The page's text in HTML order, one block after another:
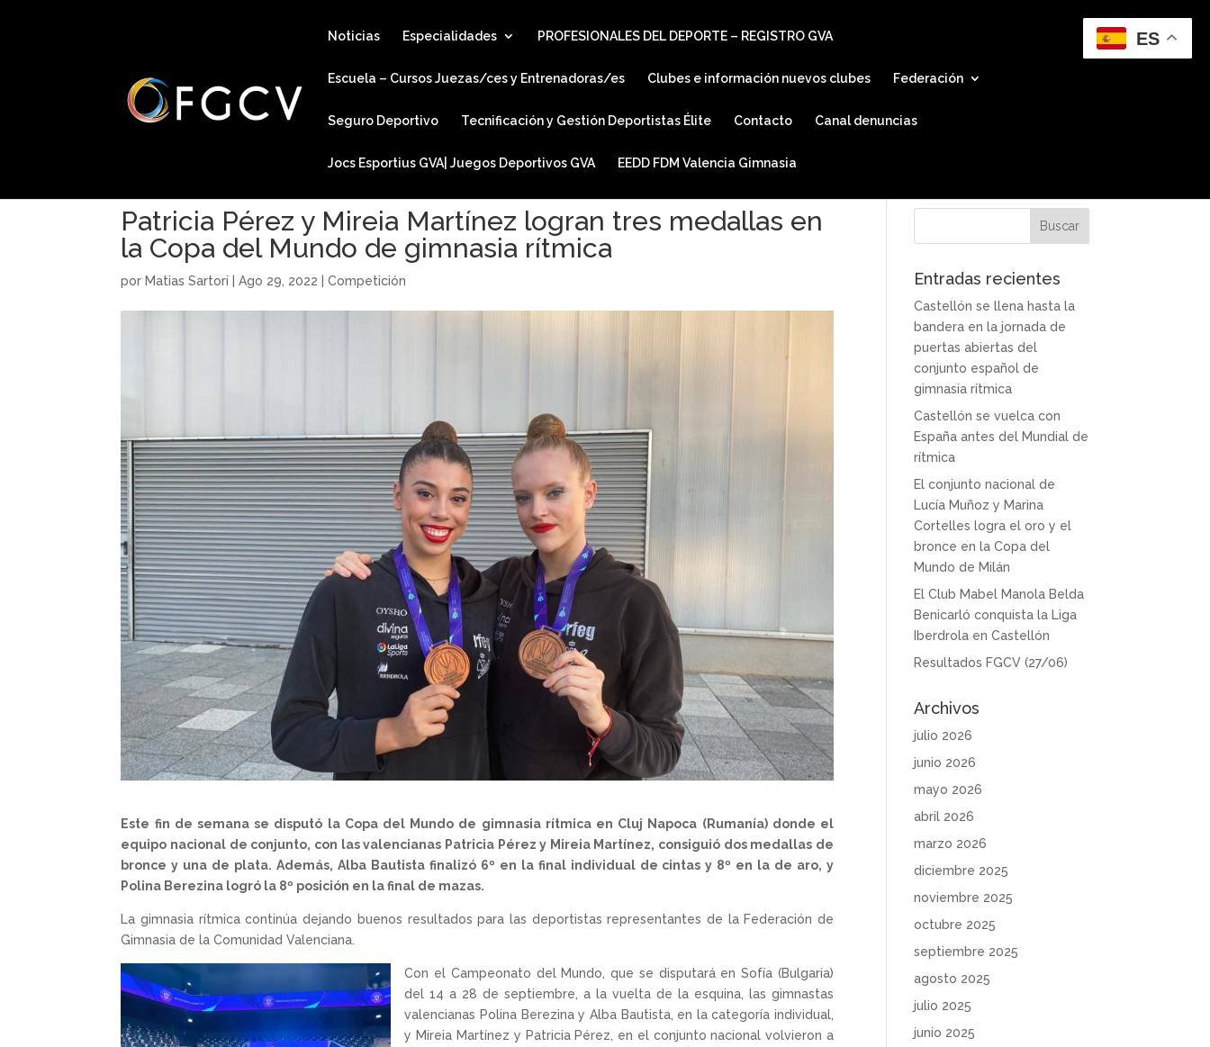
Noticias Especialidades PROFESIONALES DEL DEPORTE – REGISTRO GVA
Escuela – Cursos Juezas/ces y Entrenadoras/es Clubes e información nuevos clubes Federación
Seguro Deportivo Tecnificación y Gestión Deportistas Élite Contacto Canal denuncias
Jocs Esportius GVA| Juegos Deportivos GVA EEDD FDM Valencia Gimnasia
Patricia Pérez y Mireia Martínez logran tres medallas en
la Copa del Mundo de gimnasia rítmica
por Matias Sartori |Ago 29, 2022 |Competición
Este fin de semana se disputó la Copa del Mundo de gimnasia rítmica en Cluj Napoca (Rumanía) donde el
equipo nacional de conjunto, con las valencianas Patricia Pérez y Mireia Martínez, consiguió dos medallas de
bronce y una de plata. Además, Alba Bautista finalizó 6º en la final individual de cintas y 8º en la de aro, y
Polina Berezina logró la 8º posición en la final de mazas.
La gimnasia rítmica continúa dejando buenos resultados para las deportistas representantes de la Federación de
Gimnasia de la Comunidad Valenciana.
Con el Campeonato del Mundo, que se disputará en Sofía (Bulgaria)
del 14 a 28 de septiembre, a la vuelta de la esquina, las gimnastas
valencianas Polina Berezina y Alba Bautista, en la categoría individual,
y Mireia Martínez y Patricia Pérez, en el conjunto nacional volvieron a
Entradas recientes
Castellón se llena hasta la
bandera en la jornada de
puertas abiertas del
conjunto español de
gimnasia rítmica
Castellón se vuelca con
España antes del Mundial de
rítmica
El conjunto nacional de
Lucía Muñoz y Marina
Cortelles logra el oro y el
bronce en la Copa del
Mundo de Milán
El Club Mabel Manola Belda
Benicarló conquista la Liga
Iberdrola en Castellón
Resultados FGCV (27/06)
Archivos
julio 2026
junio 2026
mayo 2026
abril 2026
marzo 2026
diciembre 2025
noviembre 2025
octubre 2025
septiembre 2025
agosto 2025
julio 2025
junio 2025
ES